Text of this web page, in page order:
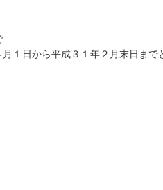
日から平成３１年２月末日まで